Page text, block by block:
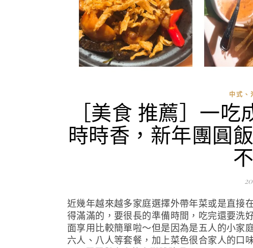
中式、
［美食 推薦］一
時時香，新年團圓
近幾年越來越多家庭選擇外帶年菜或是直接
得滿滿的，要很長的準備時間，吃完還要洗
面享用比較簡單啦～但是因為是五人的小家
六人、八人等套餐，加上菜色很合家人的口